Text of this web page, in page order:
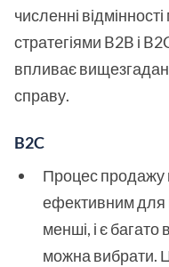
численні
стратегіями B2B і
впливає
справу.
B2C
Процес продажу
ефективним для
менші, і є багато
можна вибрати.